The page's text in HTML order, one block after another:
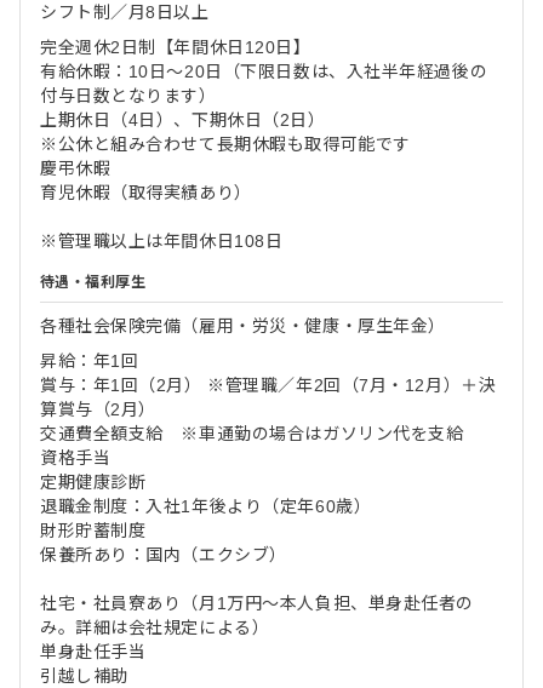
シフト制／月8日以上
完全週休2日制【年間休日120日】
有給休暇：10日～20日（下限日数は、入社半年経過後の
付与日数となります）
上期休日（4日）、下期休日（2日）
※公休と組み合わせて長期休暇も取得可能です
慶弔休暇
育児休暇（取得実績あり）
※管理職以上は年間休日108日
待遇・福利厚生
各種社会保険完備（雇用・労災・健康・厚生年金）
昇給：年1回
賞与：年1回（2月） ※管理職／年2回（7月・12月）＋決
算賞与（2月）
交通費全額支給 ※車通勤の場合はガソリン代を支給
資格手当
定期健康診断
退職金制度：入社1年後より（定年60歳）
財形貯蓄制度
保養所あり：国内（エクシブ）
社宅・社員寮あり（月1万円～本人負担、単身赴任者の
み。詳細は会社規定による）
単身赴任手当
引越し補助